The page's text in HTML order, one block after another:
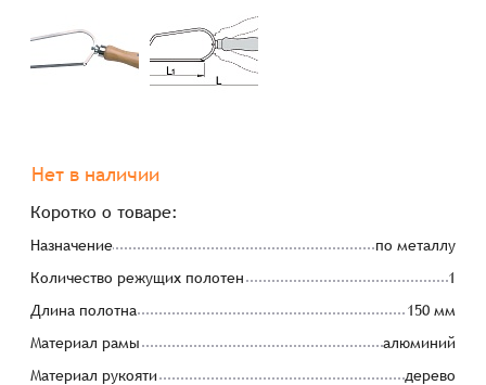
Нет в наличии
Коротко о товаре:
Назначение
по металлу
Количество режущих полотен
1
Длина полотна
150 мм
Материал рамы
алюминий
Материал рукояти
дерево